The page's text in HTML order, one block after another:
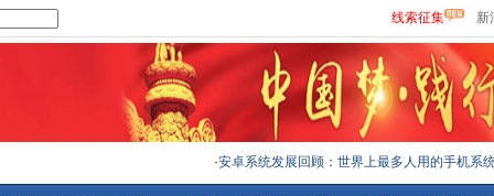
线索征集 新
安卓系统发展回顾：世界上最多人用的手机系统是